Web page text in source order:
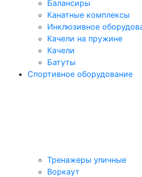
Балансиры
Канатные комплексы
Инклюзивное
Качели на пружине
Качели
Батуты
Спортивное оборудование
Тренажеры уличные
Воркаут